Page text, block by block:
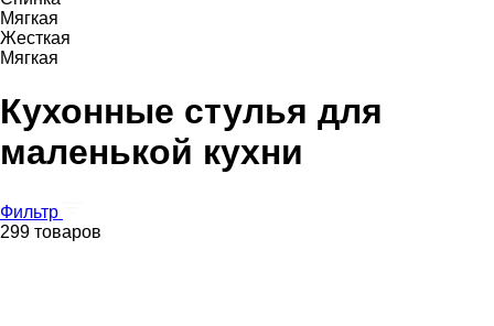
Мягкая
Жесткая
Мягкая
Кухонные стулья для
маленькой кухни
Фильтр
299 товаров